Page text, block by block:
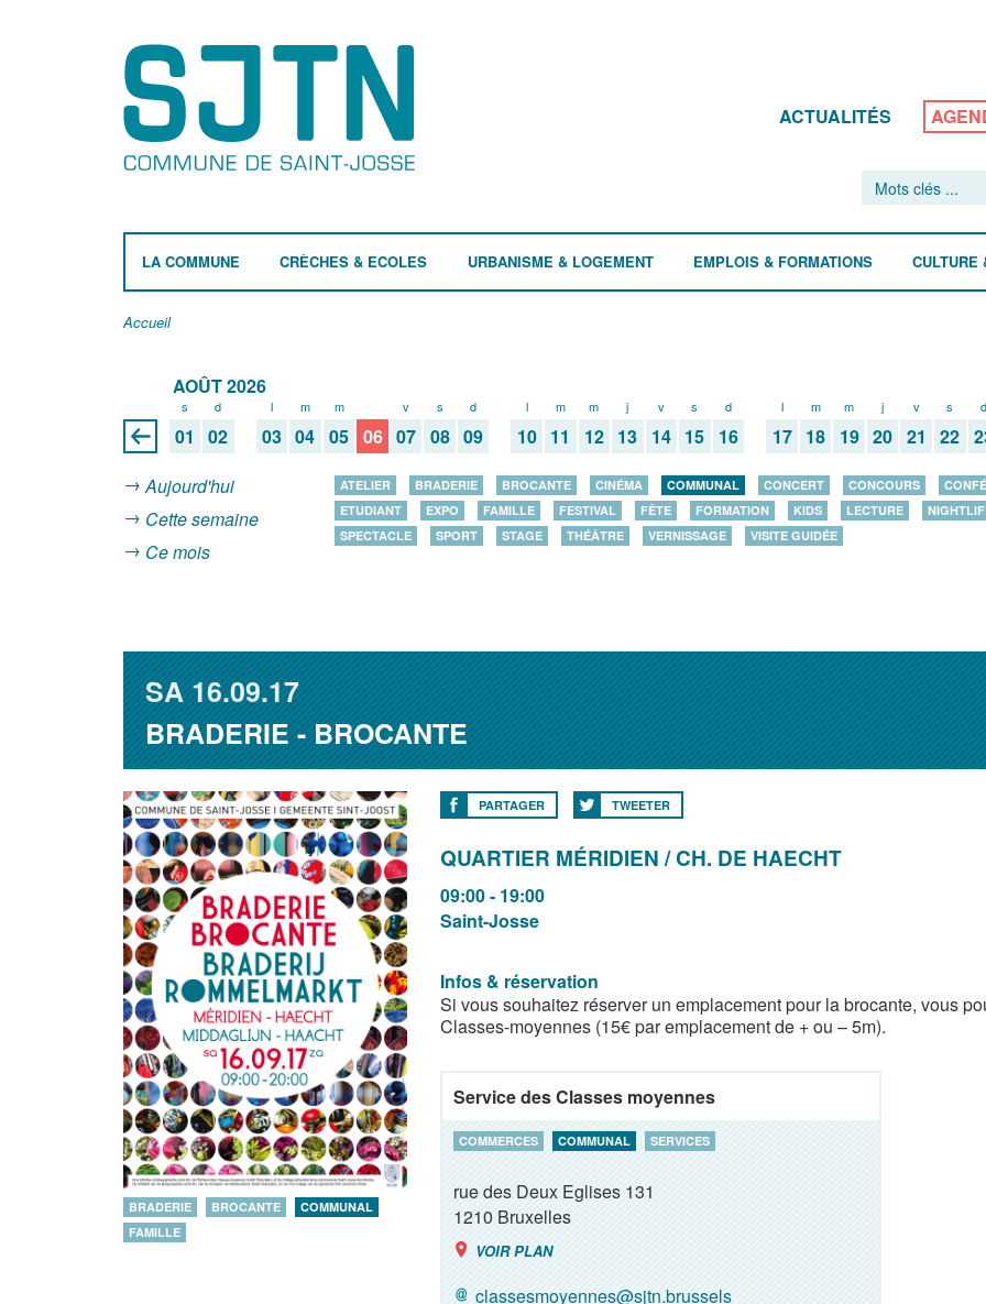
ACTUALITÉS
LA COMMUNE CRÈCHES & ECOLES URBANISME & LOGEMENT EMPLOIS & FORMATIONS CULTURE
Accueil
AOÛT 2026
s
01
d
02
l
03
m
04
m
05 06
v
07
s
08
d
09
l
10
m
11
m
12
j
13
v
14
s
15
d
16
l
17
m
18
m
19
j
20
v
21
s
22
d
Aujourd'hui
Cette semaine
Ce mois
ATELIER BRADERIE BROCANTE CINÉMA COMMUNAL CONCERT CONCOURS
ETUDIANT
EXPO FAMILLE FESTIVAL FÊTE FORMATION KIDS LECTURE
SPECTACLE
SPORT STAGE THÉÂTRE VERNISSAGE VISITE GUIDÉE
SA16.09.17
BRADERIE - BROCANTE
BRADERIE BROCANTE
COMMUNAL
FAMILLE
PARTAGER TWEETER
QUARTIER MÉRIDIEN / CH. DE HAECHT
09:00 - 19:00
Saint-Josse
Infos & réservation
Si vous souhaitez réserver un emplacement pour la brocante, vous
Classes-moyennes (15€ par emplacement de + ou – 5m).
Service des Classes moyennes
COMMERCES COMMUNAL SERVICES
rue des Deux Eglises 131
1210Bruxelles
VOIR PLAN
classesmoyennes@sjtn.brussels